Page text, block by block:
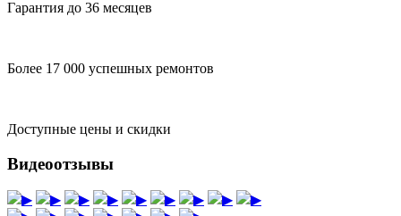
Гарантия до 36 месяцев
Более 17 000 успешных ремонтов
Доступные цены и скидки
Видеоотзывы
▶ ▶ ▶ ▶ ▶ ▶ ▶ ▶
▶